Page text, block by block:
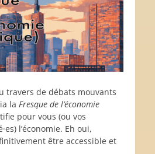
travers de débats mouvants
la Fresque de l’économie
pour vous (ou vos
l’économie. Eh oui,
être accessible et